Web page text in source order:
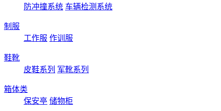
防冲撞系统 车辆检测系统
制服
工作服 作训服
鞋靴
皮鞋系列 军靴系列
箱体类
保安亭 储物柜